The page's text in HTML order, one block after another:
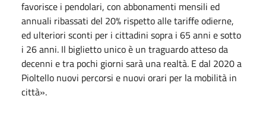
favorisce i pendolari, con abbonamenti mensili ed
annuali ribassati del 20% rispetto alle tariffe odierne,
ed ulteriori sconti per i cittadini sopra i 65 anni e sotto
i 26 anni. Il biglietto unico è un traguardo atteso da
decenni e tra pochi giorni sarà una realtà. E dal 2020 a
Pioltello nuovi percorsi e nuovi orari per la mobilità in
città».